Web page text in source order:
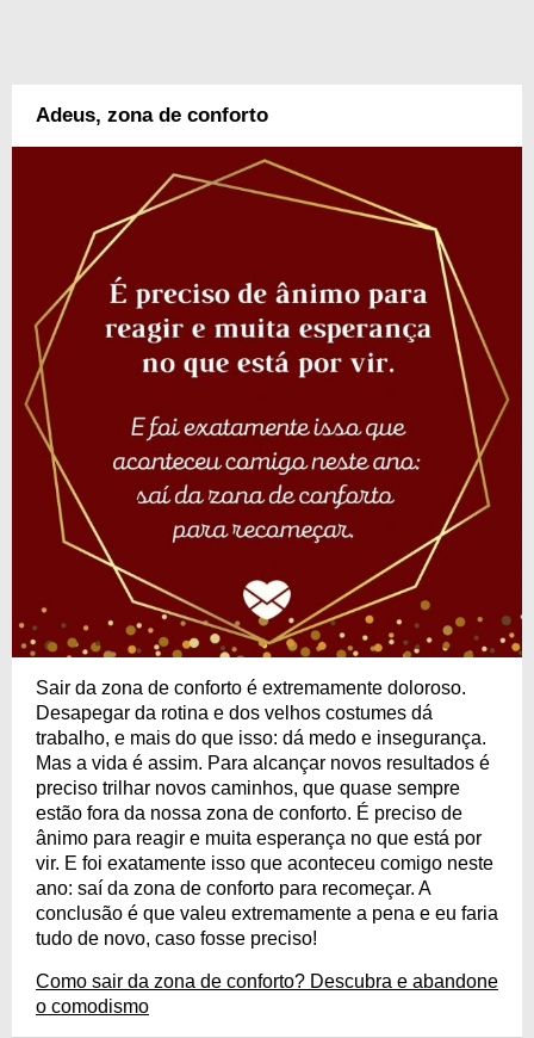
Adeus, zona de conforto
Sair da zona de conforto é extremamente doloroso.
Desapegar da rotina e dos velhos costumes dá
trabalho, e mais do que isso: dá medo e insegurança.
Mas a vida é assim. Para alcançar novos resultados é
preciso trilhar novos caminhos, que quase sempre
estão fora da nossa zona de conforto. É preciso de
ânimo para reagir e muita esperança no que está por
vir. E foi exatamente isso que aconteceu comigo neste
ano: saí da zona de conforto para recomeçar. A
conclusão é que valeu extremamente a pena e eu faria
tudo de novo, caso fosse preciso!
Como sair da zona de conforto? Descubra e abandone
o comodismo